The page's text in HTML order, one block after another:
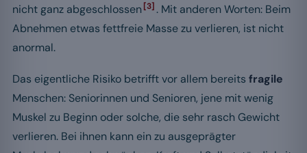
nicht ganz abgeschlossen[3]. Mit anderen Worten: Beim
Abnehmen etwas fettfreie Masse zu verlieren, ist nicht
anormal.
Das eigentliche Risiko betrifft vor allem bereits fragile
Menschen: Seniorinnen und Senioren, jene mit wenig
Muskel zu Beginn oder solche, die sehr rasch Gewicht
verlieren. Bei ihnen kann ein zu ausgeprägter